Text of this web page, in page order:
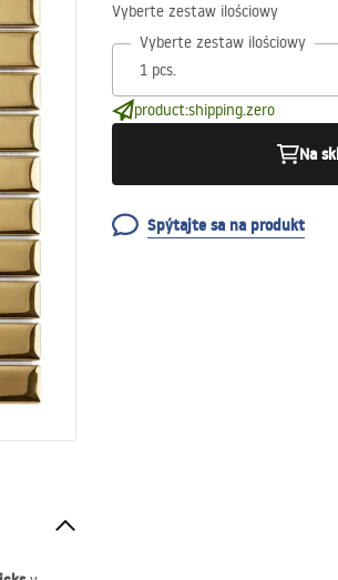
Vyberte zestaw ilościowy
Vyberte zestaw ilościowy
product:shipping.zero
Na
Spýtajte sa na produkt